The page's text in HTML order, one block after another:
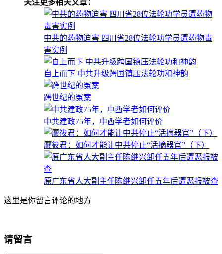
关注更多相关文章：
中共的药物迫害 四川省28位法轮功学员遭药物毒
害实例
自上而下 中共升级跨国镇压法轮功和神韵
跨世纪的冤案
中共建政75年，中西学者如何评价
廖筱君：如何才能让中共停止“活摘器官”（下）
原广东省人大副主任陈继兴卸任五年后遭恶报被查
这里是你留言评论的地方
请留言